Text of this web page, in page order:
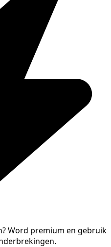
Word premium en gebruik